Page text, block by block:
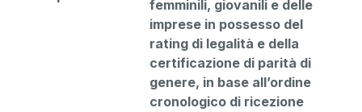
femminili, giovanili e delle
imprese in possesso del
rating di legalità e della
certificazione di parità di
genere, in base all’ordine
cronologico di ricezione